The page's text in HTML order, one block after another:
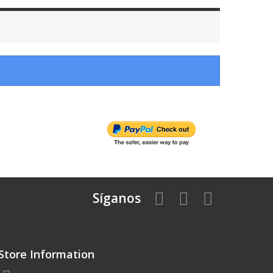
Síganos
Information